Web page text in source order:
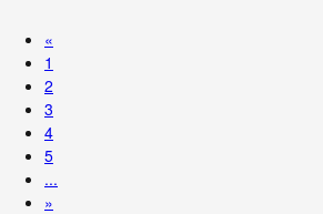
«
1
2
3
4
5
...
»